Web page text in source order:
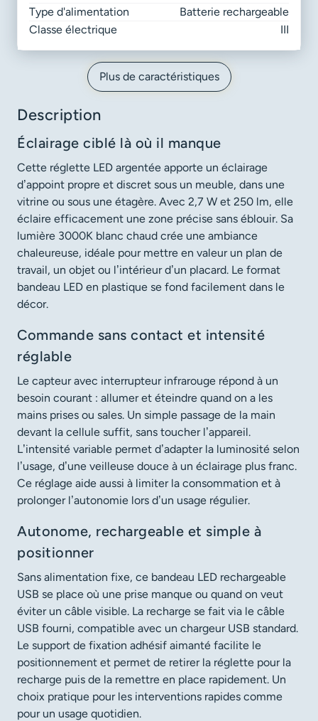
Type d'alimentation
Batterie rechargeable
Classe électrique
III
Plus de caractéristiques
Description
Éclairage ciblé là où il manque
Cette réglette LED argentée apporte un éclairage
d’appoint propre et discret sous un meuble, dans une
vitrine ou sous une étagère. Avec 2,7 W et 250 lm, elle
éclaire efficacement une zone précise sans éblouir. Sa
lumière 3000K blanc chaud crée une ambiance
chaleureuse, idéale pour mettre en valeur un plan de
travail, un objet ou l’intérieur d’un placard. Le format
bandeau LED en plastique se fond facilement dans le
décor.
Commande sans contact et intensité
réglable
Le capteur avec interrupteur infrarouge répond à un
besoin courant : allumer et éteindre quand on a les
mains prises ou sales. Un simple passage de la main
devant la cellule suffit, sans toucher l’appareil.
L’intensité variable permet d’adapter la luminosité selon
l’usage, d’une veilleuse douce à un éclairage plus franc.
Ce réglage aide aussi à limiter la consommation et à
prolonger l’autonomie lors d’un usage régulier.
Autonome, rechargeable et simple à
positionner
Sans alimentation fixe, ce bandeau LED rechargeable
USB se place où une prise manque ou quand on veut
éviter un câble visible. La recharge se fait via le câble
USB fourni, compatible avec un chargeur USB standard.
Le support de fixation adhésif aimanté facilite le
positionnement et permet de retirer la réglette pour la
recharge puis de la remettre en place rapidement. Un
choix pratique pour les interventions rapides comme
pour un usage quotidien.